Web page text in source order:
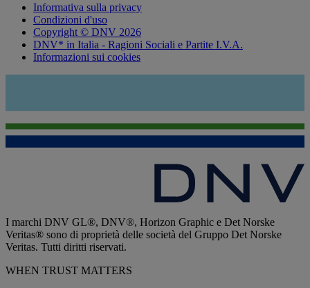
Informativa sulla privacy
Condizioni d'uso
Copyright © DNV 2026
DNV* in Italia - Ragioni Sociali e Partite I.V.A.
Informazioni sui cookies
I marchi DNV GL®, DNV®, Horizon Graphic e Det Norske
Veritas® sono di proprietà delle società del Gruppo Det Norske
Veritas. Tutti diritti riservati.
WHEN TRUST MATTERS